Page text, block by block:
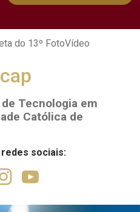
do 13º FotoVídeo
do 13º FotoVídeo
Tecnologia em
Católica de
sociais: